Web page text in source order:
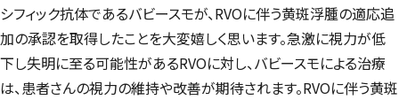
シフィック抗体であるバビースモが、RVOに伴う黄斑浮腫の適応追
加の承認を取得したことを大変嬉しく思います。急激に視力が低
下し失明に至る可能性があるRVOに対し、バビースモによる治療
は、患者さんの視力の維持や改善が期待されます。RVOに伴う黄斑